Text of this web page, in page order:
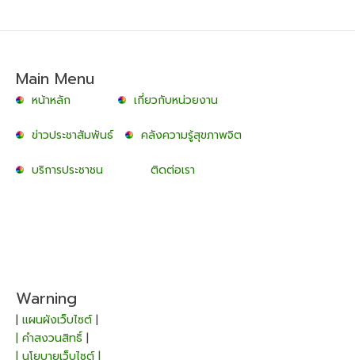
Main Menu
หน้าหลัก เกี่ยวกับหน่วยงาน
ข่าวประชาสัมพันธ์ คลังความรู้สุขภาพจิต
บริการประชาชน ติดต่อเรา
Warning
| แผนผังเว็บไซต์|
| คำสงวนสิทธิ์ |